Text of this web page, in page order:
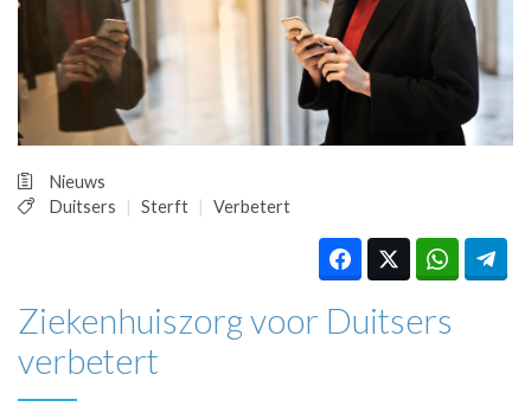
PRAKTIJKZAKEN
TARIEVEN
VPHUISARTSEN
MEDISCHE VAKHANDEL
REGISTRATIE
Nieuws
Duitsers
Sterft Verbetert
Ziekenhuiszorg voor Duitsers
verbetert